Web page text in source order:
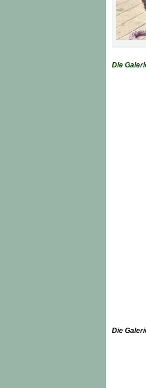
Die
Die